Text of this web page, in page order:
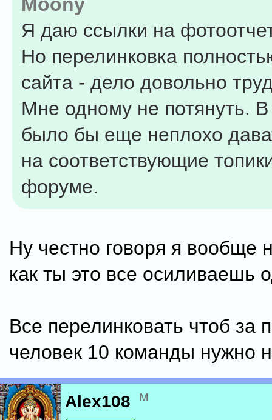
Я даю ссылки на
Но перелинковка
сайта - дело довольно
Мне одному не потянуть.
было бы еще неплохо
на соответствующие
форуме.
Ну честно говоря я вообще
как ты это все осиливаешь
Все перелинковать чтоб за
человек 10 команды нужно
Alex108 м